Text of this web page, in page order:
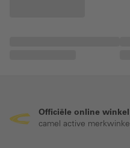
Officiële online winkel
camel active merkwinkel